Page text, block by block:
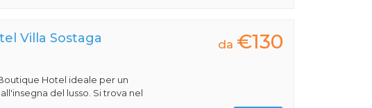
Villa Sostaga
Hotel ideale per un
del lusso. Si trova nel
da €130